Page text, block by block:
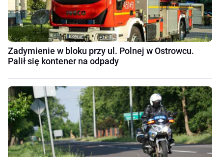
Zadymienie w bloku przy ul. Polnej w Ostrowcu.
Palił się kontener na odpady